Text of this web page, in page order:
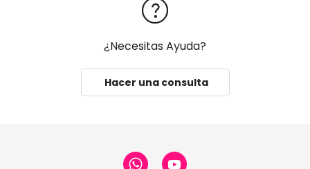
¿Necesitas Ayuda?
Hacer una consulta